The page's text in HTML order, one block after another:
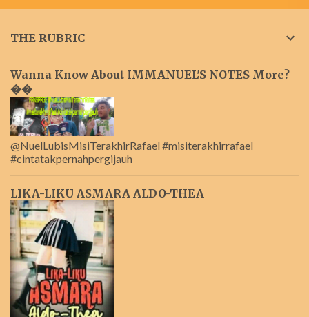
THE RUBRIC
Wanna Know About IMMANUEL'S NOTES More?
��
@NuelLubisMisiTerakhirRafael #misiterakhirrafael
#cintatakpernahpergijauh
LIKA-LIKU ASMARA ALDO-THEA